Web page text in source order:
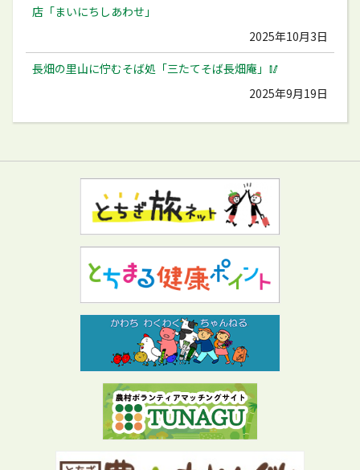
店「まいにちしあわせ」
2025年10月3日
長畑の里山に佇むそば処「三たてそば長畑庵」🥢
2025年9月19日